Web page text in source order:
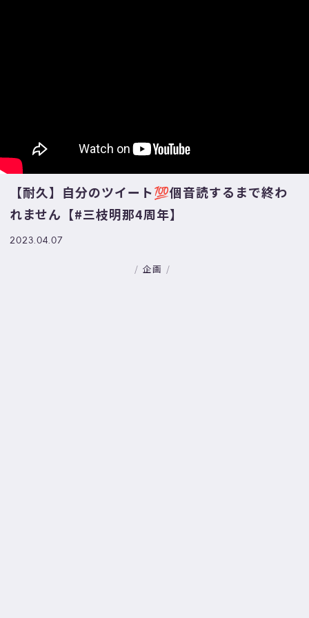
【耐久】自分のツイート💯個音読するまで終わ
れません【#三枝明那4周年】
2023.04.07
企画